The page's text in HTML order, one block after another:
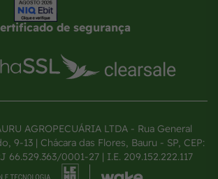
de segurança
AGROPECUÁRIA LTDA - Rua General
9-13 | Chácara das Flores, Bauru - SP, CEP:
66.529.363/0001-27 | I.E. 209.152.222.117